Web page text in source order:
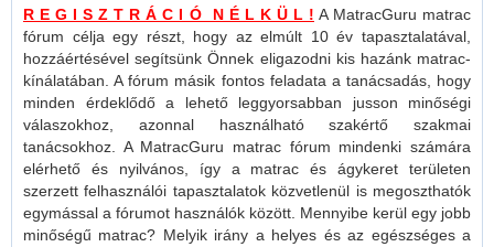
R E G I S Z T R Á C I Ó N É L K Ü L ! A MatracGuru matrac
fórum célja egy részt, hogy az elmúlt 10 év tapasztalatával,
hozzáértésével segítsünk Önnek eligazodni kis hazánk matrac-
kínálatában. A fórum másik fontos feladata a tanácsadás, hogy
minden érdeklődő a lehető leggyorsabban jusson minőségi
válaszokhoz, azonnal használható szakértő szakmai
tanácsokhoz. A MatracGuru matrac fórum mindenki számára
elérhető és nyilvános, így a matrac és ágykeret területen
szerzett felhasználói tapasztalatok közvetlenül is megoszthatók
egymással a fórumot használók között. Mennyibe kerül egy jobb
minőségű matrac? Melyik irány a helyes és az egészséges a